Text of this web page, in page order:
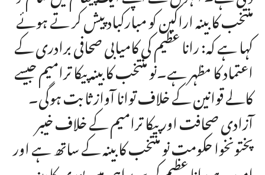
منتخب کابینہ اراکین کو مبارکباد پیش کر تے ہوئے
کہا ہے کہ: رانا عظیم کی کامیابی صحافی برادری کے
اعتماد کا مظہر ہے۔نو منتخب کابینہ پیکا ترامیم جیسے
کالے قوانین کے خلاف توانا آواز ثابت ہوگی۔
آزادی صحافت اور پیکا ترامیم کے خلاف خیبر
پختونخوا حکومت نو منتخب کابینہ کے ساتھ ہے اور